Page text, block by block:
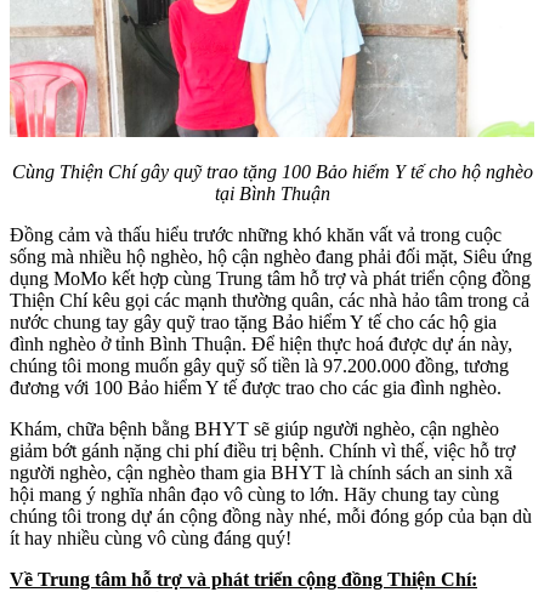
Cùng Thiện Chí gây quỹ trao tặng 100 Bảo hiểm Y tế cho hộ nghèo
tại Bình Thuận
Đồng cảm và thấu hiểu trước những khó khăn vất vả trong cuộc
sống mà nhiều hộ nghèo, hộ cận nghèo đang phải đối mặt, Siêu ứng
dụng MoMo kết hợp cùng Trung tâm hỗ trợ và phát triển cộng đồng
Thiện Chí kêu gọi các mạnh thường quân, các nhà hảo tâm trong cả
nước chung tay gây quỹ trao tặng Bảo hiểm Y tế cho các hộ gia
đình nghèo ở tỉnh Bình Thuận. Để hiện thực hoá được dự án này,
chúng tôi mong muốn gây quỹ số tiền là 97.200.000 đồng, tương
đương với 100 Bảo hiểm Y tế được trao cho các gia đình nghèo.
Khám, chữa bệnh bằng BHYT sẽ giúp người nghèo, cận nghèo
giảm bớt gánh nặng chi phí điều trị bệnh. Chính vì thế, việc hỗ trợ
người nghèo, cận nghèo tham gia BHYT là chính sách an sinh xã
hội mang ý nghĩa nhân đạo vô cùng to lớn. Hãy chung tay cùng
chúng tôi trong dự án cộng đồng này nhé, mỗi đóng góp của bạn dù
ít hay nhiều cùng vô cùng đáng quý!
Về Trung tâm hỗ trợ và phát triển cộng đồng Thiện Chí: